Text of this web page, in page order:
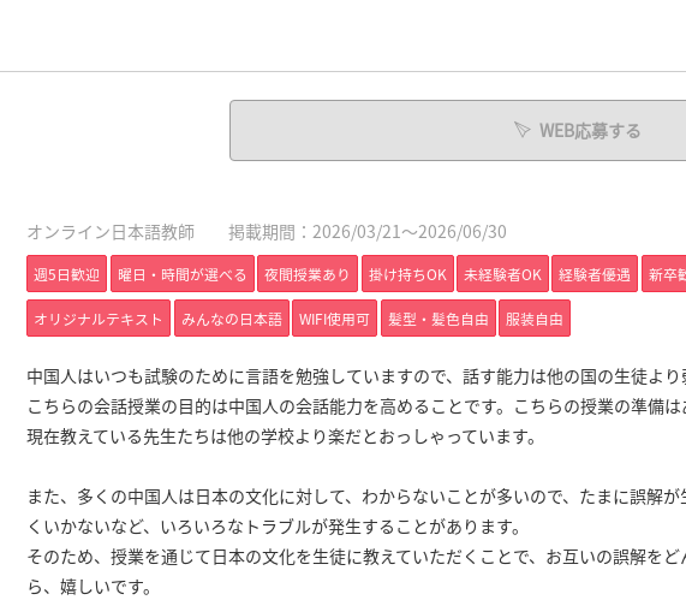
WEB応募する
オンライン日本語教師 掲載期間：2026/03/21～2026/06/30
週5日歓迎 曜日・時間が選べる 夜間授業あり 掛け持ちOK 未経験者OK 経験者優遇 新卒
オリジナルテキスト みんなの日本語 WIFI使用可 髪型・髪色自由 服装自由
中国人はいつも試験のために言語を勉強していますので、話す能力は他の国の生徒より
こちらの会話授業の目的は中国人の会話能力を高めることです。こちらの授業の準備は
現在教えている先生たちは他の学校より楽だとおっしゃっています。
また、多くの中国人は日本の文化に対して、わからないことが多いので、たまに誤解
くいかないなど、いろいろなトラブルが発生することがあります。
そのため、授業を通じて日本の文化を生徒に教えていただくことで、お互いの誤解を
ら、嬉しいです。